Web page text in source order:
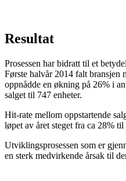
Resultat
Prosessen har bidratt til et
Første halvår 2014 falt bransjen
oppnådde en økning på 26% i
salget til 747 enheter.
Hit-rate mellom oppstartende
løpet av året steget fra ca 28% til
Utviklingsprosessen som er
en sterk medvirkende årsak til